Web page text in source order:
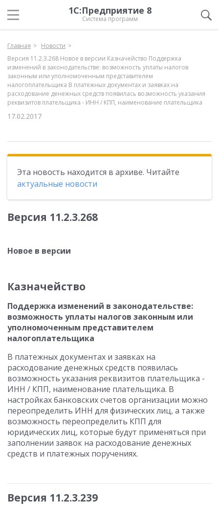
1С:Предприятие 8
Система программ
Главная
Новости
Версия 11.2.3.268 Новое в версии Казначейство Поддержка
изменений в законодательстве: возможность уплаты налогов
законным или уполномоченным представителем
налогоплательщика В платежных документах и заявках на
расходование денежных средств появилась возможность указания
реквизитов плательщика - ИНН / КПП, наименование плательщика
17.02.2017
Эта новость находится в архиве. Читайте
актуальные новости
Версия 11.2.3.268
Новое в версии
Казначейство
Поддержка изменений в законодательстве:
возможность уплаты налогов законным или
уполномоченным представителем
налогоплательщика
В платежных документах и заявках на
расходование денежных средств появилась
возможность указания реквизитов плательщика -
ИНН / КПП, наименование плательщика. В
настройках банковских счетов организации можно
переопределить ИНН для физических лиц, а также
возможность переопределить КПП для
юридических лиц, которые будут применяться при
заполнении заявок на расходование денежных
средств и платежных поручениях.
Версия 11.2.3.239